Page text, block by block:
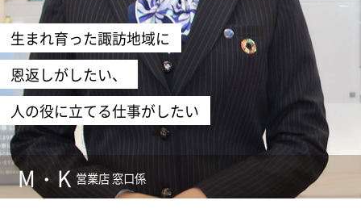
生まれ育った諏訪地域に
恩返しがしたい、
人の役に立てる仕事がしたい
M・K 営業店 窓口係